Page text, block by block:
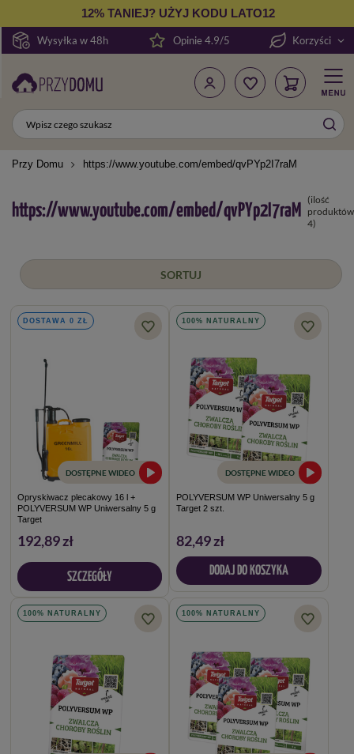
Wysyłka w 48h
12% TANIEJ? UŻYJ KODU LATO12
Opinie 4.9/5 Korzyści
Przy Domu https://www.youtube.com/embed/qvPYp2I7raM
https://www.youtube.com/embed/qvPYp2I7raM
(ilość
4)
SORTUJ
DOSTAWA 0 ZŁ
DOSTĘPNE WIDEO
Opryskiwacz plecakowy 16 l +
POLYVERSUM WP Uniwersalny 5 g
Target
192,89 zł
SZCZEGÓŁY
100% NATURALNY
DOSTĘPNE WIDEO
POLYVERSUM WP Uniwersalny 5 g
Target 2 szt.
82,49 zł
DODAJ DO KOSZYKA
100% NATURALNY 100% NATURALNY